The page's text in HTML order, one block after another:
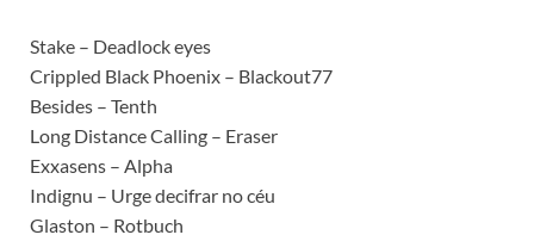
Stake – Deadlock eyes
Crippled Black Phoenix – Blackout77
Besides – Tenth
Long Distance Calling – Eraser
Exxasens – Alpha
Indignu – Urge decifrar no céu
Glaston – Rotbuch